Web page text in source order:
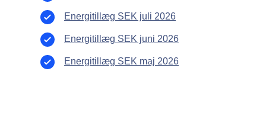
Energitillæg SEK juli 2026
Energitillæg SEK juni 2026
Energitillæg SEK maj 2026